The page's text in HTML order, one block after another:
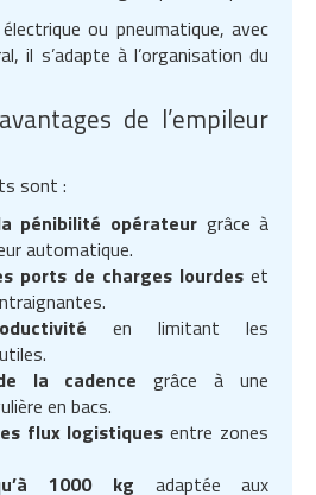
ou pneumatique, avec
il s’adapte à l’organisation du
de l’empileur
sont :
pénibilité opérateur grâce à
automatique.
ports de charges lourdes et
en limitant les
la cadence grâce à une
en bacs.
flux logistiques entre zones
1000 kg adaptée aux